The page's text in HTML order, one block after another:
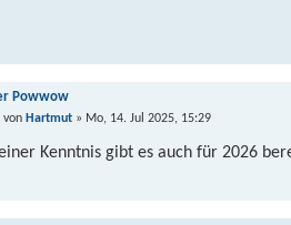
Powwow
von Hartmut » Mo, 14. Jul 2025, 15:29
Kenntnis gibt es auch für 2026